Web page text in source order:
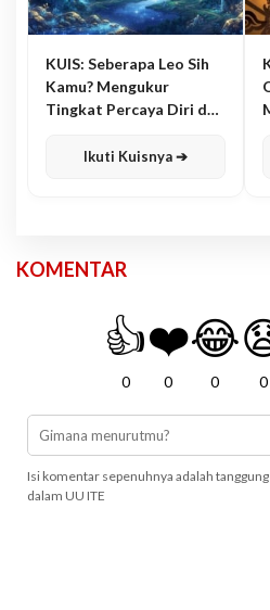
KUIS: Seberapa Leo Sih
Kamu? Mengukur
Tingkat Percaya Diri dan
Ikuti Kuisnya ➔
KOMENTAR
👍
0
❤️
0
😂
0 0
Isi komentar sepenuhnya adalah
dalam UU ITE